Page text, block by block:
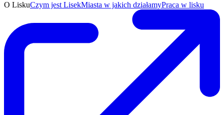
O LiskuCzym jest LisekMiasta w jakich działamyPraca w lisku